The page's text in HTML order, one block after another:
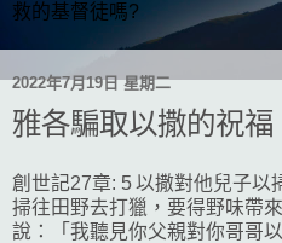
救的基督徒嗎?
2022年7月19日 星期二
雅各騙取以撒的祝福
創世記27章: 5 以撒對他兒子以
掃往田野去打獵，要得野味帶
說：「我聽見你父親對你哥哥